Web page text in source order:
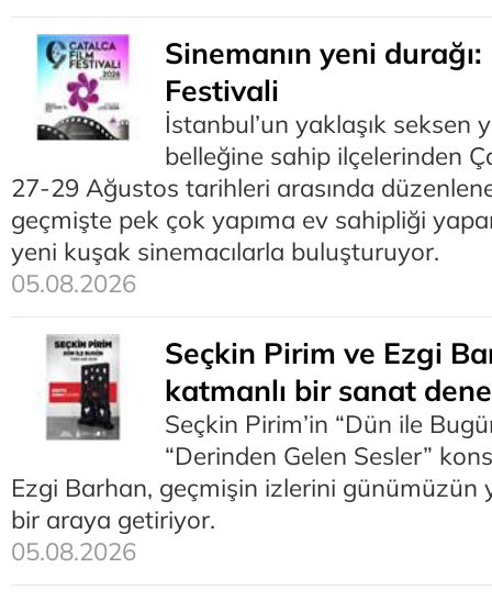
Sinemanın yeni
Festivali
İstanbul’un yaklaşık seksen
belleğine sahip ilçelerinden
27-29 Ağustos tarihleri arasında
geçmişte pek çok yapıma ev sahipliği
yeni kuşak sinemacılarla buluşturuyor.
05.08.2026
Seçkin Pirim ve Ezgi
katmanlı bir sanat
Seçkin Pirim’in “Dün ile
“Derinden Gelen Sesler”
Ezgi Barhan, geçmişin izlerini günümüzün
bir araya getiriyor.
05.08.2026